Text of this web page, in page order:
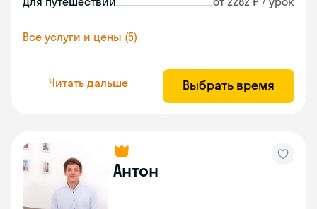
Все услуги и цены (5)
Читать дальше Выбрать время
Антон